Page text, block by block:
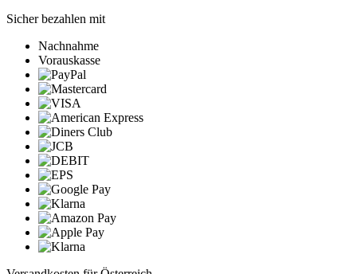
Sicher bezahlen mit
Nachnahme
Vorauskasse